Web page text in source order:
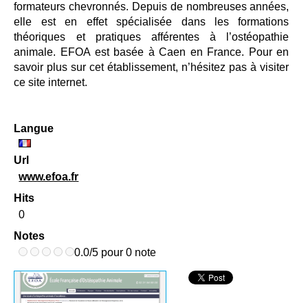
formateurs chevronnés. Depuis de nombreuses années,
elle est en effet spécialisée dans les formations
théoriques et pratiques afférentes à l’ostéopathie
animale. EFOA est basée à Caen en France. Pour en
savoir plus sur cet établissement, n’hésitez pas à visiter
ce site internet.
Langue
Url
www.efoa.fr
Hits
0
Notes
0.0/5 pour 0 note